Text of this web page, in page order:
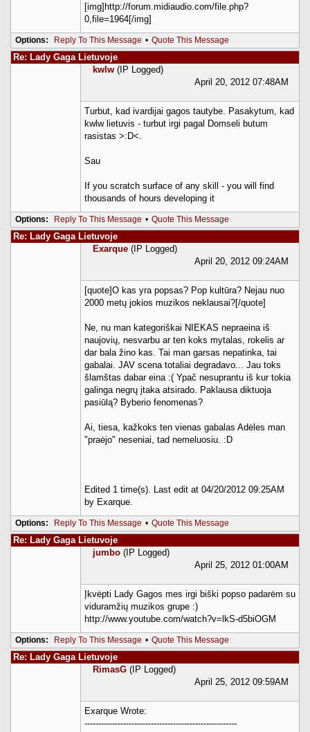
[img]http://forum.midiaudio.com/file.php?
0,file=1964[/img]
Options: Reply To This Message • Quote This Message
Re: Lady Gaga Lietuvoje
kwlw (IP Logged)
April 20, 2012 07:48AM
Turbut, kad ivardijai gagos tautybe. Pasakytum, kad
kwlw lietuvis - turbut irgi pagal Domseli butum
rasistas >:D<.
Sau
If you scratch surface of any skill - you will find
thousands of hours developing it
Options: Reply To This Message • Quote This Message
Re: Lady Gaga Lietuvoje
Exarque (IP Logged)
April 20, 2012 09:24AM
[quote]O kas yra popsas? Pop kultūra? Nejau nuo
2000 metų jokios muzikos neklausai?[/quote]
Ne, nu man kategoriškai NIEKAS nepraeina iš
naujovių, nesvarbu ar ten koks mytalas, rokelis ar
dar bala žino kas. Tai man garsas nepatinka, tai
gabalai. JAV scena totaliai degradavo... Jau toks
šlamštas dabar eina :( Ypač nesuprantu iš kur tokia
galinga negrų įtaka atsirado. Paklausa diktuoja
pasiūlą? Byberio fenomenas?
Ai, tiesa, kažkoks ten vienas gabalas Adėles man
"praėjo" neseniai, tad nemeluosiu. :D
Edited 1 time(s). Last edit at 04/20/2012 09:25AM
by Exarque.
Options: Reply To This Message • Quote This Message
Re: Lady Gaga Lietuvoje
jumbo (IP Logged)
April 25, 2012 01:00AM
Įkvėpti Lady Gagos mes irgi biški popso padarėm su
viduramžių muzikos grupe :)
http://www.youtube.com/watch?v=lkS-d5biOGM
Options: Reply To This Message • Quote This Message
Re: Lady Gaga Lietuvoje
RimasG (IP Logged)
April 25, 2012 09:59AM
Exarque Wrote:
-------------------------------------------------------